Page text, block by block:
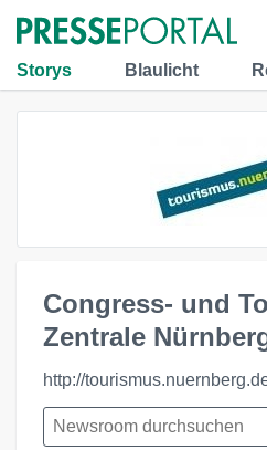
Storys Blaulicht
Congress- und
Zentrale
http://